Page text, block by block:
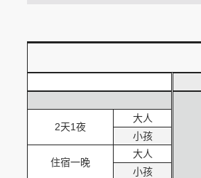
2天1夜
大人
小孩
住宿一晚
大人
小孩